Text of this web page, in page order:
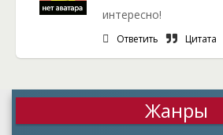
интересно!
Ответить Цитата
Жанры